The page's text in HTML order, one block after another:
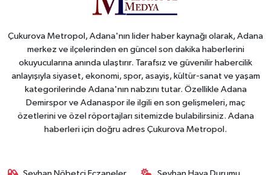
Çukurova Metropol, Adana'nın lider haber kaynağı olarak, Adana
merkez ve ilçelerinden en güncel son dakika haberlerini
okuyucularına anında ulaştırır. Tarafsız ve güvenilir habercilik
anlayışıyla siyaset, ekonomi, spor, asayiş, kültür-sanat ve yaşam
kategorilerinde Adana'nın nabzını tutar. Özellikle Adana
Demirspor ve Adanaspor ile ilgili en son gelişmeleri, maç
özetlerini ve özel röportajları sitemizde bulabilirsiniz. Adana
haberleri için doğru adres Çukurova Metropol.
Seyhan Nöbetçi Eczaneler Seyhan Hava Durumu